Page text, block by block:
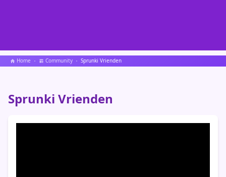
Home Community Sprunki Vrienden
Sprunki Vrienden